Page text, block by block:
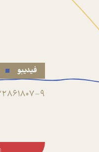
فیدیبو
9